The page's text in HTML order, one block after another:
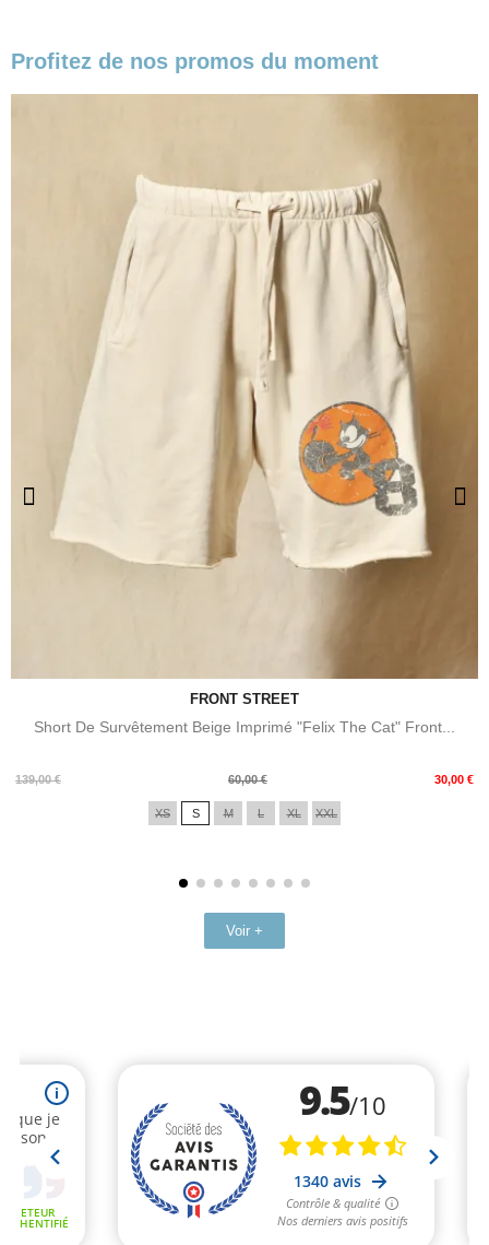
Profitez de nos promos du moment
FRONT STREET
Short De Survêtement Beige Imprimé "Felix The Cat" Front...
139,00 €
Prix
60,00 € 30,00 €
Prix
XS S M L XL XXL
Voir +